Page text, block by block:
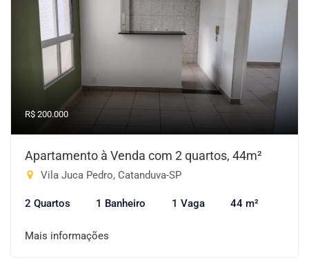
R$ 200.000
Apartamento à Venda com 2 quartos, 44m²
Vila Juca Pedro, Catanduva-SP
2 Quartos 1 Banheiro 1 Vaga 44 m²
Mais informações